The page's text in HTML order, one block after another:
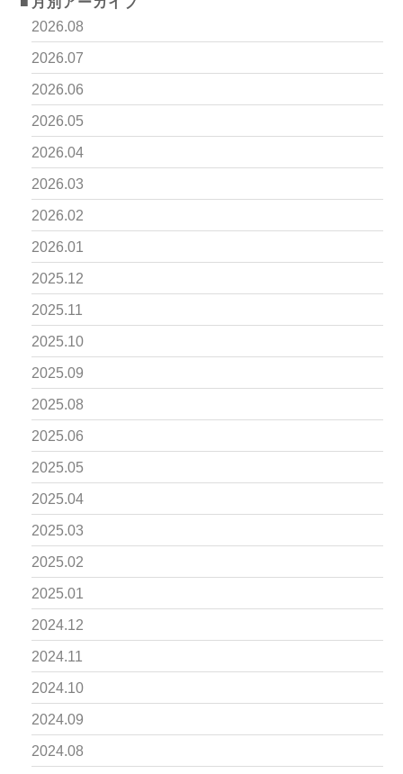
2026.08
2026.07
2026.06
2026.05
2026.04
2026.03
2026.02
2026.01
2025.12
2025.11
2025.10
2025.09
2025.08
2025.06
2025.05
2025.04
2025.03
2025.02
2025.01
2024.12
2024.11
2024.10
2024.09
2024.08